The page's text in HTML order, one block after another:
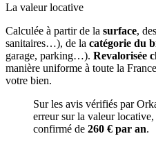
La valeur locative
Calculée à partir de la surface, des
sanitaires…), de la catégorie du
garage, parking…). Revalorisée
manière uniforme à toute la
votre bien.
Sur les avis vérifiés par
erreur sur la valeur
confirmé de 260 € par an.